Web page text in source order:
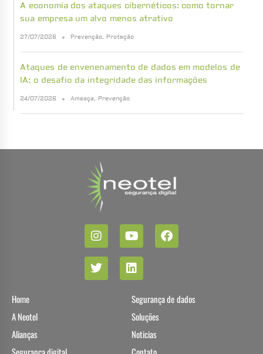
A economia dos ataques cibernéticos: como tornar
sua empresa um alvo menos atrativo
27/07/2026 Prevenção, Proteção
Ataques de envenenamento de dados em modelos de
IA: o desafio da integridade das informações
24/07/2026 Ameaça, Prevenção
Home
A Neotel
Alianças
Segurança de dados
Soluções
Noticias